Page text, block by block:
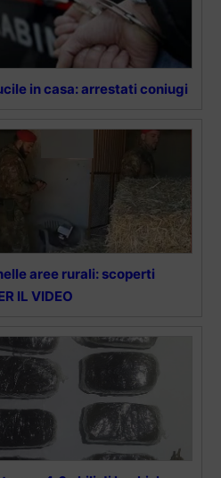
in casa: arrestati coniugi
aree rurali: scoperti
IL VIDEO